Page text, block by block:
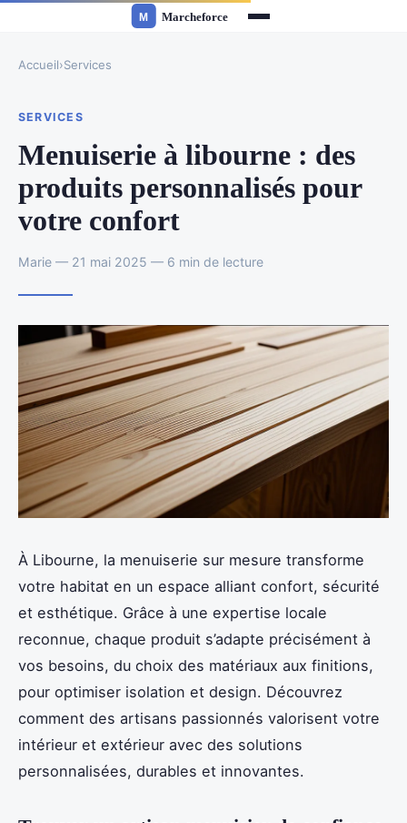
Accueil›Services
SERVICES
Menuiserie à libourne : des
produits personnalisés pour
votre confort
Marie — 21 mai 2025 — 6 min de lecture
À Libourne, la menuiserie sur mesure transforme
votre habitat en un espace alliant confort, sécurité
et esthétique. Grâce à une expertise locale
reconnue, chaque produit s’adapte précisément à
vos besoins, du choix des matériaux aux finitions,
pour optimiser isolation et design. Découvrez
comment des artisans passionnés valorisent votre
intérieur et extérieur avec des solutions
personnalisées, durables et innovantes.